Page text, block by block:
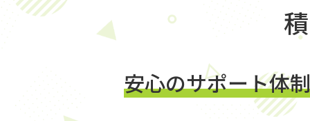
安心のサポート体